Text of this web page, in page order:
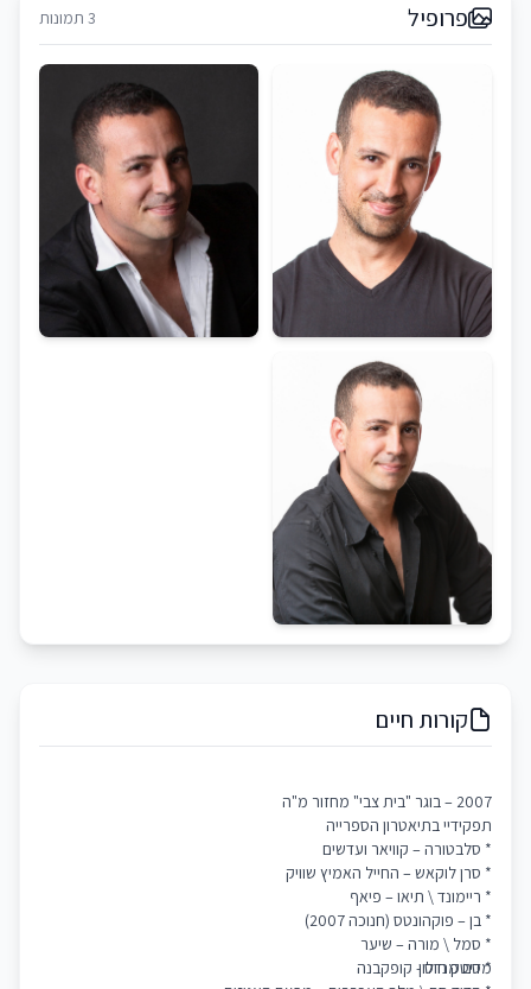
פרופיל 3 תמונות
קורות חיים
2007 – בוגר "בית צבי" מחזור מ"ה
תפקידיי בתיאטרון הספרייה
* סלבטורה – קוויאר ועדשים
* סרן לוקאש – החייל האמיץ שוויק
* ריימונד \ תיאו – פיאף
* בן – פוקהונטס (חנוכה 2007)
* סמל \ מורה – שיער
* סם מנדס - קופקבנה
מדיטק חולון